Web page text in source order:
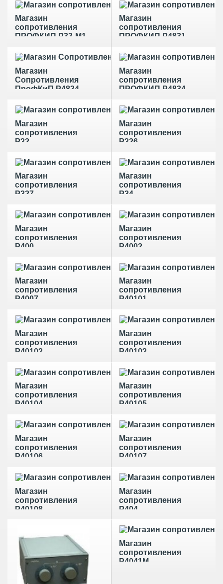
Магазин
сопротивления
ПРОФКИП Р33-М1
Магазин
сопротивления
ПРОФКИП Р4831-
Магазин
Сопротивления
ПрофКиП Р4834
Магазин
сопротивления
ПРОФКИП Р4834-
Магазин
сопротивления
Р32
Магазин
сопротивления
Р326
Магазин
сопротивления
Р327
Магазин
сопротивления
Р34
Магазин
сопротивления
Р400
Магазин
сопротивления
Р4002
Магазин
сопротивления
Р4007
Магазин
сопротивления
Р40101
Магазин
сопротивления
Р40102
Магазин
сопротивления
Р40103
Магазин
сопротивления
Р40104
Магазин
сопротивления
Р40105
Магазин
сопротивления
Р40106
Магазин
сопротивления
Р40107
Магазин
сопротивления
Р40108
Магазин
сопротивления
Р404
Магазин
сопротивления
Р4041М